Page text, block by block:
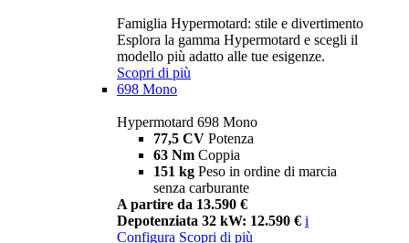
Famiglia Hypermotard: stile e divertimento
Esplora la gamma Hypermotard e scegli il
modello più adatto alle tue esigenze.
Scopri di più
698 Mono
Hypermotard 698 Mono
77,5 CV Potenza
63 Nm Coppia
151 kg Peso in ordine di marcia
senza carburante
A partire da 13.590 €
Depotenziata 32 kW: 12.590 € i
Configura Scopri di più